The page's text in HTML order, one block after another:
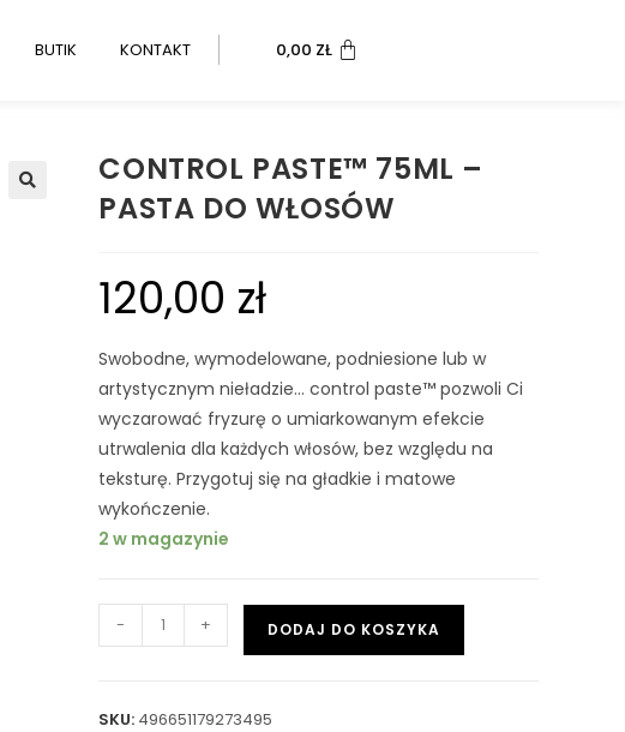
BUTIK KONTAKT 0,00 ZŁ
CONTROL PASTE™ 75ML –
PASTA DO WŁOSÓW
120,00 zł
Swobodne, wymodelowane, podniesione lub w
artystycznym nieładzie… control paste™ pozwoli Ci
wyczarować fryzurę o umiarkowanym efekcie
utrwalenia dla każdych włosów, bez względu na
teksturę. Przygotuj się na gładkie i matowe
wykończenie.
2 w magazynie
- + DODAJ DO KOSZYKA
SKU: 496651179273495